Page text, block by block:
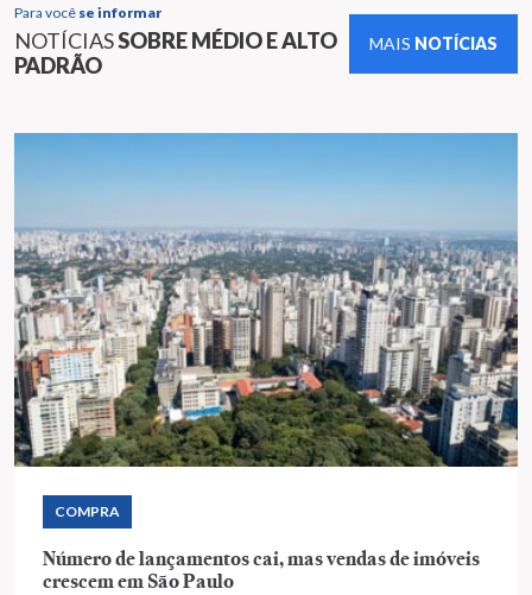
Para você se informar
NOTÍCIASSOBRE MÉDIO E ALTO
PADRÃO
MAIS NOTÍCIAS
COMPRA
Número de lançamentos cai, mas vendas de imóveis
crescem em São Paulo